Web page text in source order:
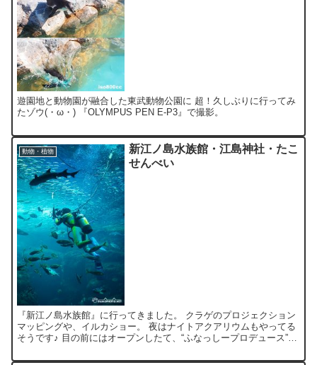
遊園地と動物園が融合した東武動物公園に 超！久しぶりに行ってみ
たゾウ(・ω・) 『OLYMPUS PEN E-P3』で撮影。
動物・植物
新江ノ島水族館・江島神社・たこ
せんべい
『新江ノ島水族館』に行ってきました。 クラゲのプロジェクション
マッピングや、イルカショー。 夜はナイトアクアリウムもやってる
そうです♪ 目の前にはオープンしたて、“ふなっしープロデュース”の